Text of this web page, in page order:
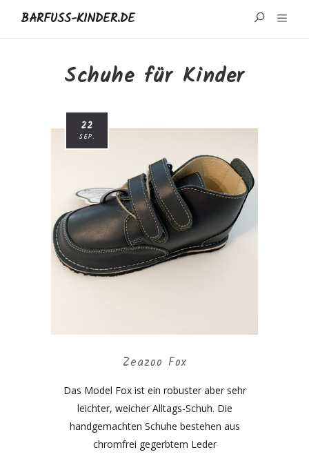
BARFUSS-KINDER.DE
MARKEN UND REZENSIONEN
IMPRESSUM
Schuhe für Kinder
22
SEP.
Zeazoo Fox
Das Model Fox ist ein robuster aber sehr
leichter, weicher Alltags-Schuh. Die
handgemachten Schuhe bestehen aus
chromfrei gegerbtem Leder